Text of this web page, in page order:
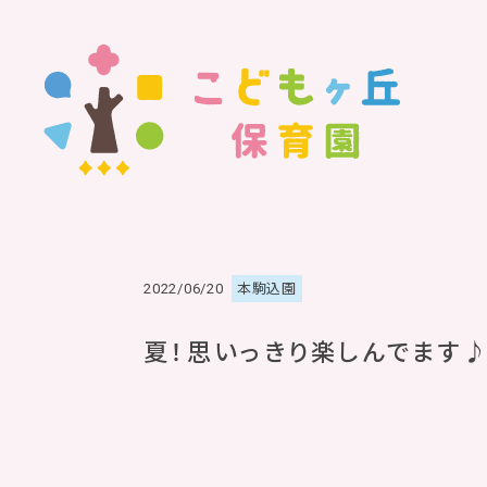
2022/06/20 本駒込園
夏！思いっきり楽しんでます♪